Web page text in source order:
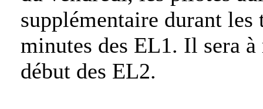
supplémentaire durant les
minutes des EL1. Il sera
début des EL2.